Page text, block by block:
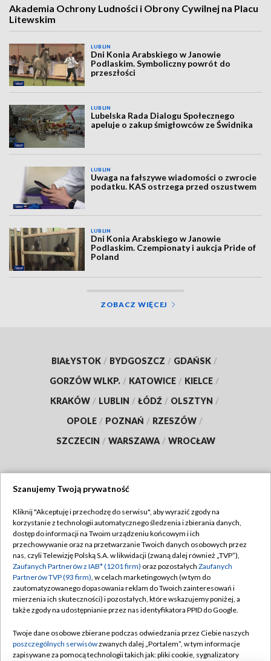
Akademia Ochrony Ludności i Obrony Cywilnej na Placu
Litewskim
LUBLIN
Dni Konia Arabskiego w Janowie
Podlaskim. Symboliczny powrót do
przeszłości
LUBLIN
Lubelska Rada Dialogu Społecznego
apeluje o zakup śmigłowców ze Świdnika
LUBLIN
Uwaga na fałszywe wiadomości o zwrocie
podatku. KAS ostrzega przed oszustwem
LUBLIN
Dni Konia Arabskiego w Janowie
Podlaskim. Czempionaty i aukcja Pride of
Poland
ZOBACZ WIĘCEJ
BIAŁYSTOK / BYDGOSZCZ / GDAŃSK /
GORZÓW WLKP. / KATOWICE / KIELCE /
KRAKÓW / LUBLIN / ŁÓDŹ / OLSZTYN /
OPOLE / POZNAŃ / RZESZÓW /
SZCZECIN / WARSZAWA / WROCŁAW
TVP
Abonament TVP
Emisja w TVP
Centrum informacji TVP
Naziemna Telewizja Cyfrowa
Rada Programowa
Regulamin TVP
Polityka prywatności
Moje zgody
Pomoc
Kontakt
Szanujemy Twoją prywatność
Kliknij "Akceptuję i przechodzę do serwisu", aby wyrazić zgody na
korzystanie z technologii automatycznego śledzenia i zbierania danych,
dostęp do informacji na Twoim urządzeniu końcowym i ich
przechowywanie oraz na przetwarzanie Twoich danych osobowych przez
nas, czyli Telewizję Polską S.A. w likwidacji (zwaną dalej również „TVP”),
Zaufanych Partnerów z IAB* (1201 firm) oraz pozostałych Zaufanych
Partnerów TVP (93 firm), w celach marketingowych (w tym do
zautomatyzowanego dopasowania reklam do Twoich zainteresowań i
mierzenia ich skuteczności) i pozostałych, które wskazujemy poniżej, a
także zgody na udostępnianie przez nas identyfikatora PPID do Google.
Twoje dane osobowe zbierane podczas odwiedzania przez Ciebie naszych
poszczególnych serwisówzwanych dalej „Portalem”, w tym informacje
zapisywane za pomocą technologii takich jak: pliki cookie, sygnalizatory